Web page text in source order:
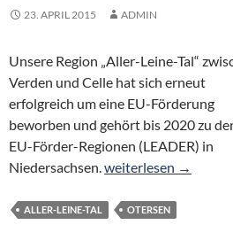
23. APRIL 2015 ADMIN
Unsere Region „Aller-Leine-Tal“
Verden und Celle hat sich erneut
erfolgreich um eine EU-Förderung
beworben und gehört bis 2020 zu
EU-Förder-Regionen (LEADER) in
Niedersachsen.Aller-Leine-Tal bis
weiterlesen →
ALLER-LEINE-TAL OTERSEN